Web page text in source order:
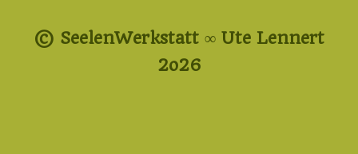
© SeelenWerkstatt ∞ Ute Lennert
2o26